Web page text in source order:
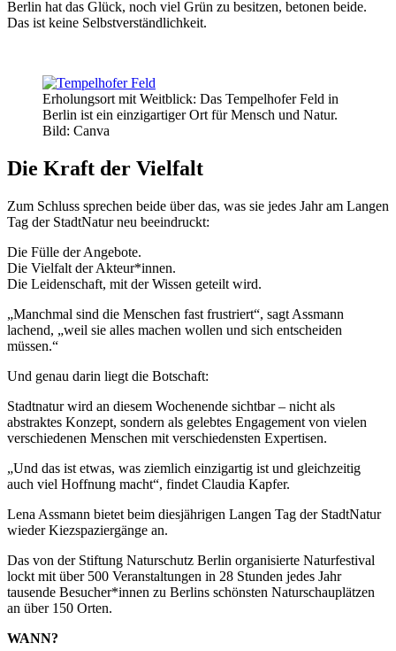
Berlin hat das Glück, noch viel Grün zu besitzen, betonen beide.
Das ist keine Selbstverständlichkeit.
Erholungsort mit Weitblick: Das Tempelhofer Feld in
Berlin ist ein einzigartiger Ort für Mensch und Natur.
Bild: Canva
Die Kraft der Vielfalt
Zum Schluss sprechen beide über das, was sie jedes Jahr am Langen
Tag der StadtNatur neu beeindruckt:
Die Fülle der Angebote.
Die Vielfalt der Akteur*innen.
Die Leidenschaft, mit der Wissen geteilt wird.
„Manchmal sind die Menschen fast frustriert“, sagt Assmann
lachend, „weil sie alles machen wollen und sich entscheiden
müssen.“
Und genau darin liegt die Botschaft:
Stadtnatur wird an diesem Wochenende sichtbar – nicht als
abstraktes Konzept, sondern als gelebtes Engagement von vielen
verschiedenen Menschen mit verschiedensten Expertisen.
„Und das ist etwas, was ziemlich einzigartig ist und gleichzeitig
auch viel Hoffnung macht“, findet Claudia Kapfer.
Lena Assmann bietet beim diesjährigen Langen Tag der StadtNatur
wieder Kiezspaziergänge an.
Das von der Stiftung Naturschutz Berlin organisierte Naturfestival
lockt mit über 500 Veranstaltungen in 28 Stunden jedes Jahr
tausende Besucher*innen zu Berlins schönsten Naturschauplätzen
an über 150 Orten.
WANN?